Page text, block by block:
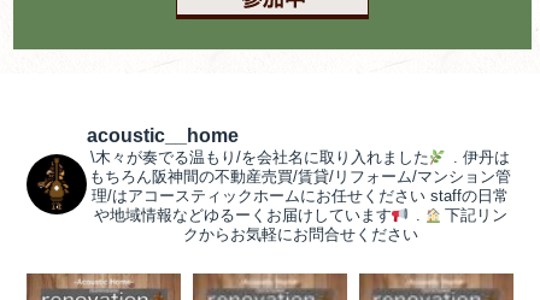
acoustic__home
\木々が奏でる温もり/を会社名に取り入れました . 伊丹は
もちろん阪神間の不動産売買/賃貸/リフォーム/マンション管
理/はアコースティックホームにお任せください staffの日常
や地域情報などゆるーくお届けしています
.
下記リン
クからお気軽にお問合せください